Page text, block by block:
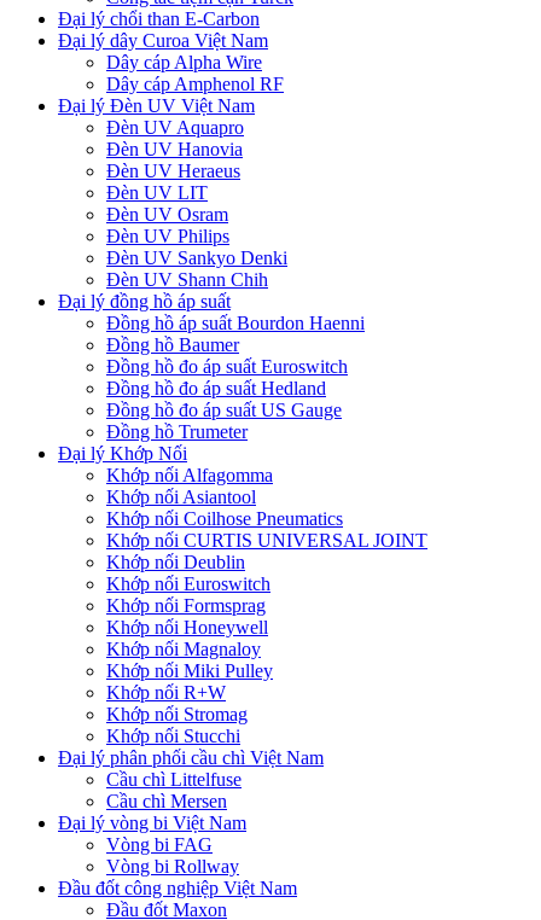
Đại lý chổi than E-Carbon
Đại lý dây Curoa Việt Nam
Dây cáp Alpha Wire
Dây cáp Amphenol RF
Đại lý Đèn UV Việt Nam
Đèn UV Aquapro
Đèn UV Hanovia
Đèn UV Heraeus
Đèn UV LIT
Đèn UV Osram
Đèn UV Philips
Đèn UV Sankyo Denki
Đèn UV Shann Chih
Đại lý đồng hồ áp suất
Đồng hồ áp suất Bourdon Haenni
Đồng hồ Baumer
Đồng hồ đo áp suất Euroswitch
Đồng hồ đo áp suất Hedland
Đồng hồ đo áp suất US Gauge
Đồng hồ Trumeter
Đại lý Khớp Nối
Khớp nối Alfagomma
Khớp nối Asiantool
Khớp nối Coilhose Pneumatics
Khớp nối CURTIS UNIVERSAL JOINT
Khớp nối Deublin
Khớp nối Euroswitch
Khớp nối Formsprag
Khớp nối Honeywell
Khớp nối Magnaloy
Khớp nối Miki Pulley
Khớp nối R+W
Khớp nối Stromag
Khớp nối Stucchi
Đại lý phân phối cầu chì Việt Nam
Cầu chì Littelfuse
Cầu chì Mersen
Đại lý vòng bi Việt Nam
Vòng bi FAG
Vòng bi Rollway
Đầu đốt công nghiệp Việt Nam
Đầu đốt Maxon